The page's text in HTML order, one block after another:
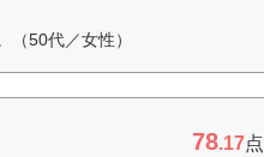
50代／女性）
78.17点